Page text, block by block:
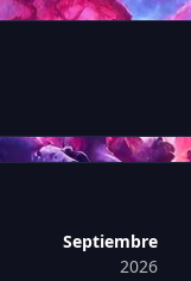
Septiembre
2026